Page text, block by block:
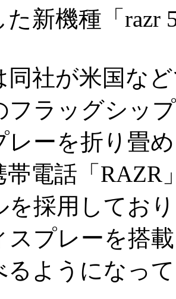
た新機種「razr
社が米国など
フラッグシッ
レーを折り畳
帯電話「
を採用してお
スプレーを搭
るようになっ